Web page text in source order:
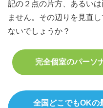
記の２点の片方、あるい
ません。その辺りを見直
ないでしょうか？
完全個室のパーソ
全国どこでもOKの